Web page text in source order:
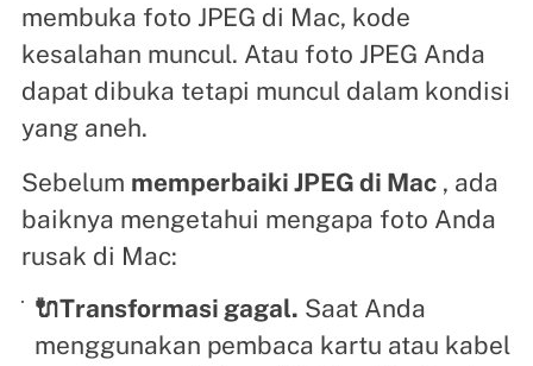
membuka foto JPEG di Mac, kode
kesalahan muncul. Atau foto JPEG Anda
dapat dibuka tetapi muncul dalam kondisi
yang aneh.
Sebelum memperbaiki JPEG di Mac, ada
baiknya mengetahui mengapa foto Anda
rusak di Mac:
🔌Transformasi gagal. Saat Anda
menggunakan pembaca kartu atau kabel